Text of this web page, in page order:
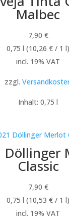
Malbec
7,90 €
0,75 l (10,26€ / 1l)
incl. 19% VAT
zzgl.
Inhalt: 0,75l
Döllinger
Classic
7,90 €
0,75 l (10,53€ / 1l)
incl. 19% VAT